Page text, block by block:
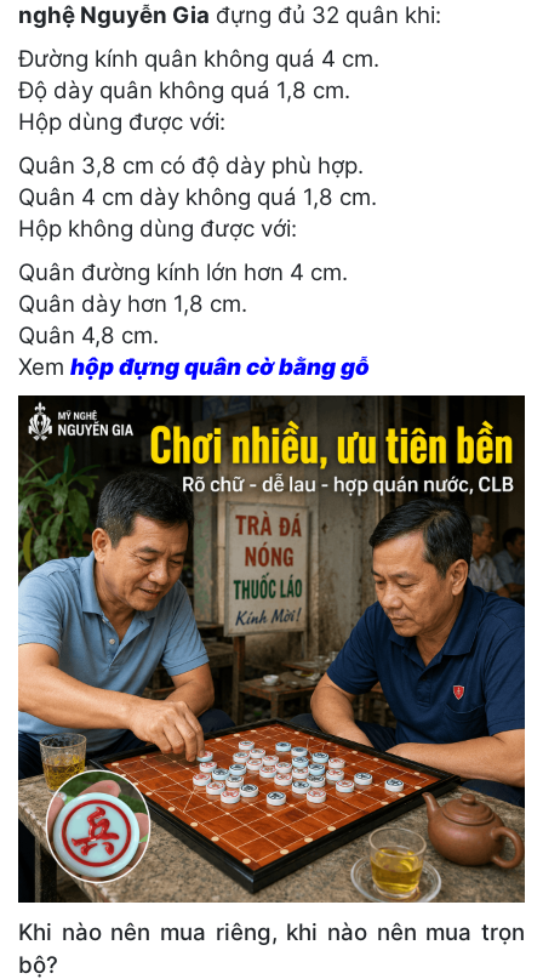
nghệ Nguyễn Gia đựng đủ 32 quân khi:
Đường kính quân không quá 4 cm.
Độ dày quân không quá 1,8 cm.
Hộp dùng được với:
Quân 3,8 cm có độ dày phù hợp.
Quân 4 cm dày không quá 1,8 cm.
Hộp không dùng được với:
Quân đường kính lớn hơn 4 cm.
Quân dày hơn 1,8 cm.
Quân 4,8 cm.
Xem hộp đựng quân cờ bằng gỗ
Khi nào nên mua riêng, khi nào nên mua trọn
bộ?